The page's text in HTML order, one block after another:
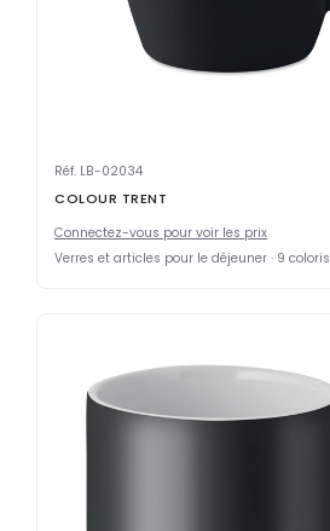
Réf. LB-02034
COLOUR TRENT
Connectez-vous pour voir les prix
Verres et articles pour le déjeuner · 9 coloris